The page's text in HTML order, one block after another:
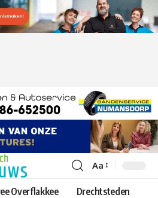
Lettergrootte
aanpassen
Aa
Overflakkee Drechtsteden